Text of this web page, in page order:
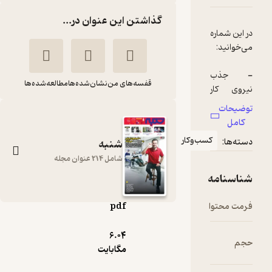
گذاشتن این عنوان در...
قفسه‌های من نشان‌شده‌هامطالعه‌شده‌ها
شنبه
گروه نویسندگان